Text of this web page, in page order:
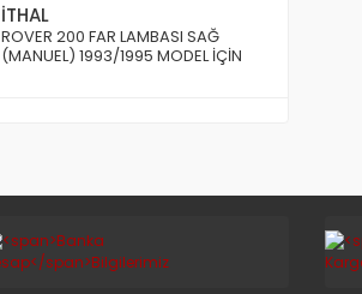
İTHAL
ROVER 200 FAR LAMBASI SAĞ
(MANUEL) 1993/1995 MODEL İÇİN